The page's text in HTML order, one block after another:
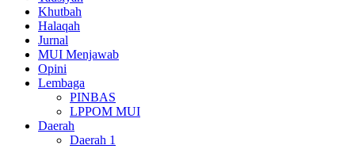
Khutbah
Halaqah
Jurnal
MUI Menjawab
Opini
Lembaga
PINBAS
LPPOM MUI
Daerah
Daerah 1